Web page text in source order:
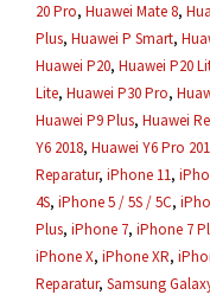
20 Pro, Huawei Mate 8,
Plus, Huawei P Smart,
Huawei P20, Huawei P20
Lite, Huawei P30 Pro,
Huawei P9 Plus, Huawei
Y6 2018, Huawei Y6 Pro
Reparatur, iPhone 11,
4S, iPhone 5 / 5S / 5C,
Plus, iPhone 7, iPhone 7
iPhone X, iPhone XR,
Reparatur, Samsung